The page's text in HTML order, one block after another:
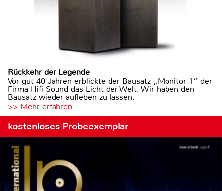
Rückkehr der Legende
Vor gut 40 Jahren erblickte der Bausatz „Monitor 1“ der
Firma Hifi Sound das Licht der Welt. Wir haben den
Bausatz wieder aufleben zu lassen.
>> Mehr erfahren
kostenloses Probeexemplar